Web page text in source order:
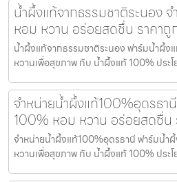
น้ำผึ้งแท้จากธรรมชาติระนอง
หอม หวาน อร่อยสดชื่น ราคาถู
น้ำผึ้งแท้จากธรรมชาติระนอง ฟาร์มน้ำผึ้ง
หวานเพื่อสุขภาพ กับ น้ำผึ้งแท้ 100% ประ
จำหน่ายน้ำผึ้งแท้100%อุดรธา
100% หอม หวาน อร่อยสดชื่น
จำหน่ายน้ำผึ้งแท้100%อุดรธานี ฟาร์มน้ำ
หวานเพื่อสุขภาพ กับ น้ำผึ้งแท้ 100% ประ